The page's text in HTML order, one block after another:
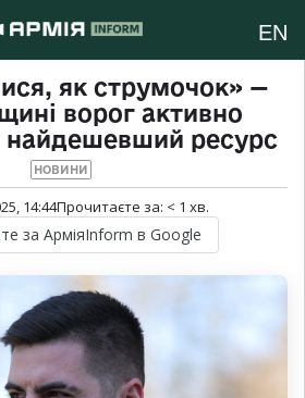
EN
як струмочок» —
ворог активно
найдешевший ресурс
НОВИНИ
14:44Прочитаєте за: < 1 хв.
за АрміяInform в Google